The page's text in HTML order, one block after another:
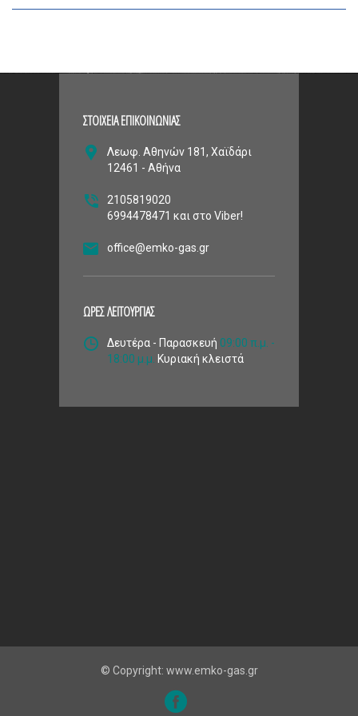
ΣΤΟΙΧΕΙΑ ΕΠΙΚΟΙΝΩΝΙΑΣ
Λεωφ. Αθηνών 181, Χαϊδάρι
12461 - Αθήνα
2105819020
6994478471 και στο Viber!
office@emko-gas.gr
ΩΡΕΣ ΛΕΙΤΟΥΡΓΙΑΣ
Δευτέρα - Παρασκευή 09:00 π.μ. -
18:00 μ.μ. Κυριακή κλειστά
© Copyright: www.emko-gas.gr